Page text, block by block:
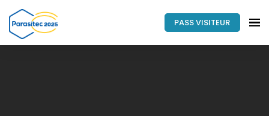
PASS VISITEUR